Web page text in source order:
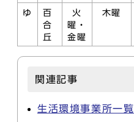
ゆ
百
合
丘
火
曜・
金曜
木曜
関連記事
生活環境事業所一覧